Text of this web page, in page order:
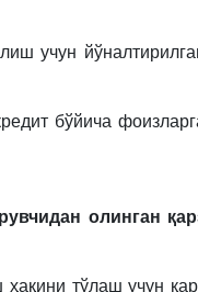
учун
бўйича
олинган
тўлаш учун